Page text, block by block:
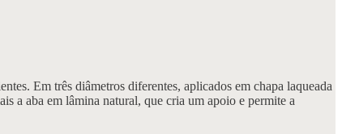
Em três diâmetros diferentes, aplicados em chapa laqueada
a aba em lâmina natural, que cria um apoio e permite a